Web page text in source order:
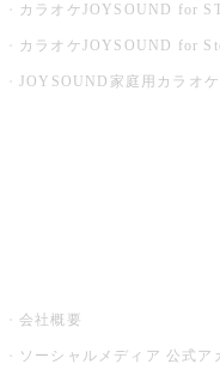
カラオケJOYSOUND for
カラオケJOYSOUND for
JOYSOUND家庭用カラオ
会社概要
ソーシャルメディア 公式ア